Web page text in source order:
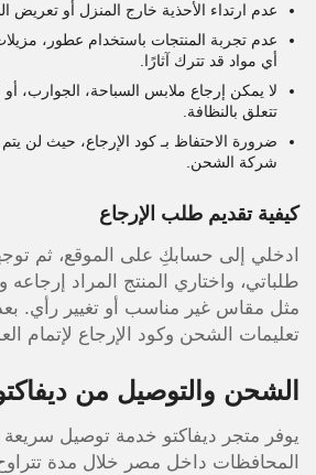
عدم ارتداء الأحذية خارج المنزل أو تعريض
عدم تجربة المنتجات باستخدام عطور،
أي مواد قد تترك آثارًا.
لا يمكن إرجاع ملابس السباحة، الجوارب، أو
تتعلق بالنظافة.
ضرورة الاحتفاظ بـ كود الإرجاع، حيث لن
شركة الشحن.
كيفية تقديم طلب الإرجاع
ادخلي إلى حسابكِ على الموقع، ثم
طلباتي، واختاري المنتج المراد
مثل مقاس غير مناسب أو تغيير رأي.
تعليمات الشحن وكود الإرجاع لإتمام
الشحن والتوصيل من
يوفر متجر ديفاكتو خدمة توصيل